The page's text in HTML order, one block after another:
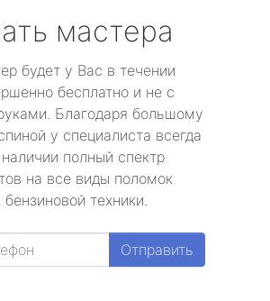
мастера
будет у Вас в течении
бесплатно и не с
Благодаря большому
у специалиста всегда
полный спектр
на все виды поломок
техники.
Отправить